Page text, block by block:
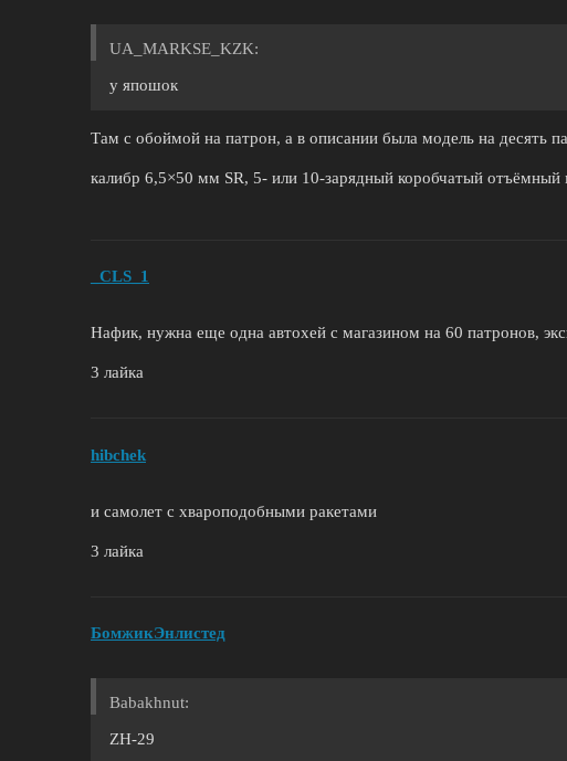
UA_MARKSE_KZK:
у япошок
Там с обоймой на патрон, а в описании была модель на десять
калибр 6,5×50 мм SR, 5- или 10-зарядный коробчатый отъёмный
_CLS_1
Нафик, нужна еще одна автохей с магазином на 60 патронов,
3 лайка
hibchek
и самолет с хвароподобными ракетами
3 лайка
БомжикЭнлистед
Babakhnut:
ZH-29